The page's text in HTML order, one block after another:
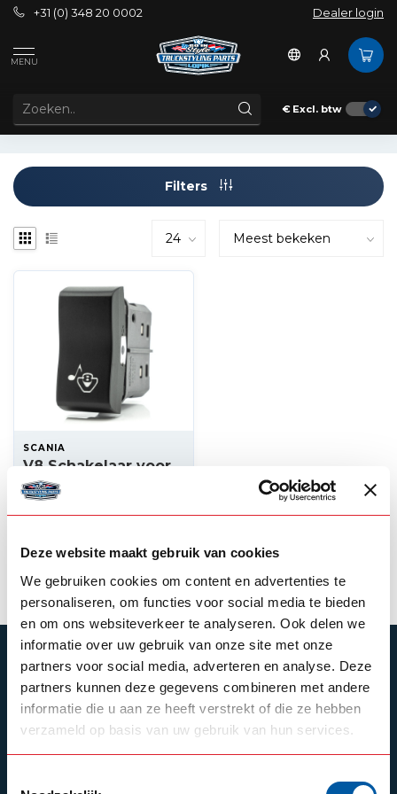
Deze website maakt gebruik van cookies
We gebruiken cookies om content en advertenties te
personaliseren, om functies voor social media te bieden
en om ons websiteverkeer te analyseren. Ook delen we
informatie over uw gebruik van onze site met onze
partners voor social media, adverteren en analyse. Deze
partners kunnen deze gegevens combineren met andere
informatie die u aan ze heeft verstrekt of die ze hebben
verzameld op basis van uw gebruik van hun services.
+31 (0) 348 20 0002 Dealer login
MENU
€ Excl. btw
Tags
PRODUCTEN GETAGD MET BRULLEN
Filters
SCANIA
V8 Schakelaar voor
Scania R / NG
ABONNEER JE OP ONZE NIEUWSBRIEF
Blijf op de hoogte over onze laatste acties